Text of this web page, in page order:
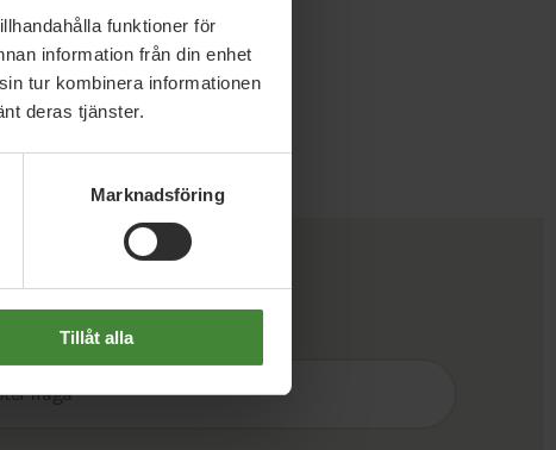
funktioner för
information från din enhet
tur kombinera informationen
deras tjänster.
Marknadsföring
Tillåt alla